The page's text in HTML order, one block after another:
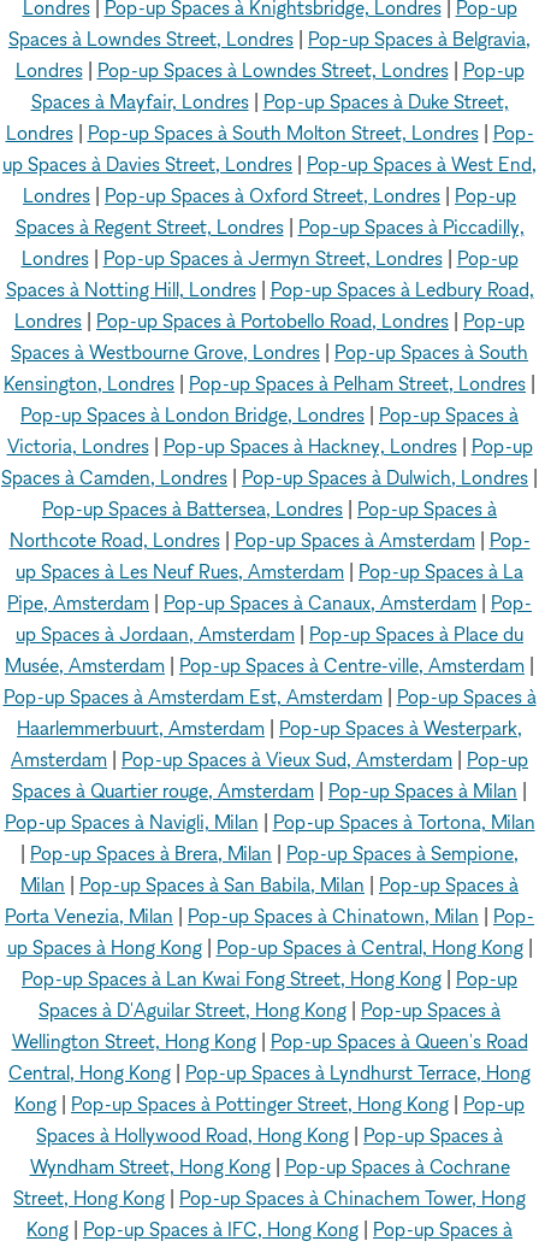
Londres| Pop-up Spaces à Knightsbridge, Londres|
Pop-up
Spaces à Lowndes Street, Londres
Pop-up Spaces à Belgravia,
Londres| Pop-up Spaces à Lowndes Street, Londres| Pop-up
Spaces à Mayfair, Londres| Pop-up Spaces à Duke Street,
Londres| Pop-up Spaces à South Molton Street, Londres| Pop-
up Spaces à Davies Street, Londres
Pop-up Spaces à West End,
Londres
Pop-up Spaces à Oxford Street, Londres
Pop-up
Spaces à Regent Street, Londres| Pop-up Spaces à Piccadilly,
Londres| Pop-up Spaces à Jermyn Street, Londres| Pop-up
Spaces à Notting Hill, Londres| Pop-up Spaces à Ledbury Road,
Londres
Pop-up Spaces à Portobello Road, Londres
Pop-up
Spaces à Westbourne Grove, Londres
Pop-up Spaces à South
Kensington, Londres
Pop-up Spaces à Pelham Street, Londres
Pop-up Spaces à London Bridge, Londres
Pop-up Spaces à
Victoria, Londres| Pop-up Spaces à Hackney, Londres| Pop-up
Spaces à Camden, Londres
Pop-up Spaces à Dulwich, Londres
Pop-up Spaces à Battersea, Londres
Pop-up Spaces à
Northcote Road, Londres| Pop-up Spaces à Amsterdam| Pop-
up Spaces à Les Neuf Rues, Amsterdam
Pop-up Spaces à La
Pipe, Amsterdam
Pop-up Spaces à Canaux, Amsterdam
Pop-
up Spaces à Jordaan, Amsterdam
Pop-up Spaces à Place du
Musée, Amsterdam
Pop-up Spaces à Centre-ville, Amsterdam
Pop-up Spaces à Amsterdam Est, Amsterdam| Pop-up Spaces à
Haarlemmerbuurt, Amsterdam
Pop-up Spaces à Westerpark,
Amsterdam
Pop-up Spaces à Vieux Sud, Amsterdam
Pop-up
Spaces à Quartier rouge, Amsterdam
Pop-up Spaces à Milan
Pop-up Spaces à Navigli, Milan
Pop-up Spaces à Tortona, Milan
Pop-up Spaces à Brera, Milan
Pop-up Spaces à Sempione,
Milan
Pop-up Spaces à San Babila, Milan
Pop-up Spaces à
Porta Venezia, Milan
Pop-up Spaces à Chinatown, Milan
Pop-
up Spaces à Hong Kong| Pop-up Spaces à Central, Hong Kong|
Pop-up Spaces à Lan Kwai Fong Street, Hong Kong
Pop-up
Spaces à D'Aguilar Street, Hong Kong
Pop-up Spaces à
Wellington Street, Hong Kong| Pop-up Spaces à Queen's Road
Central, Hong Kong
Pop-up Spaces à Lyndhurst Terrace, Hong
Kong
Pop-up Spaces à Pottinger Street, Hong Kong
Pop-up
Spaces à Hollywood Road, Hong Kong
Pop-up Spaces à
Wyndham Street, Hong Kong| Pop-up Spaces à Cochrane
Street, Hong Kong
Pop-up Spaces à Chinachem Tower, Hong
Kong
Pop-up Spaces à IFC, Hong Kong
Pop-up Spaces à